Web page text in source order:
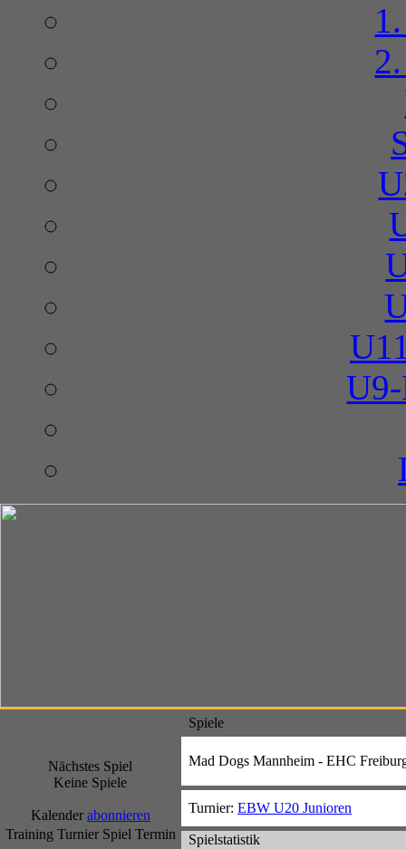
Nächstes Spiel
Keine Spiele
Kalender abonnieren
Training Turnier Spiel Termin
Spiele
Mad Dogs Mannheim - EHC
Turnier: EBW U20 Junioren
Spielstatistik